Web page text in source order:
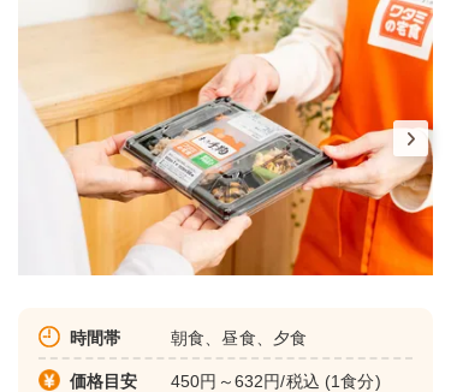
時間帯 朝食、昼食、夕食
価格目安 450円～632円/税込 (1食分)